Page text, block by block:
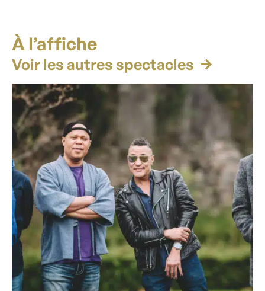
À l’affiche
Voir les autres spectacles